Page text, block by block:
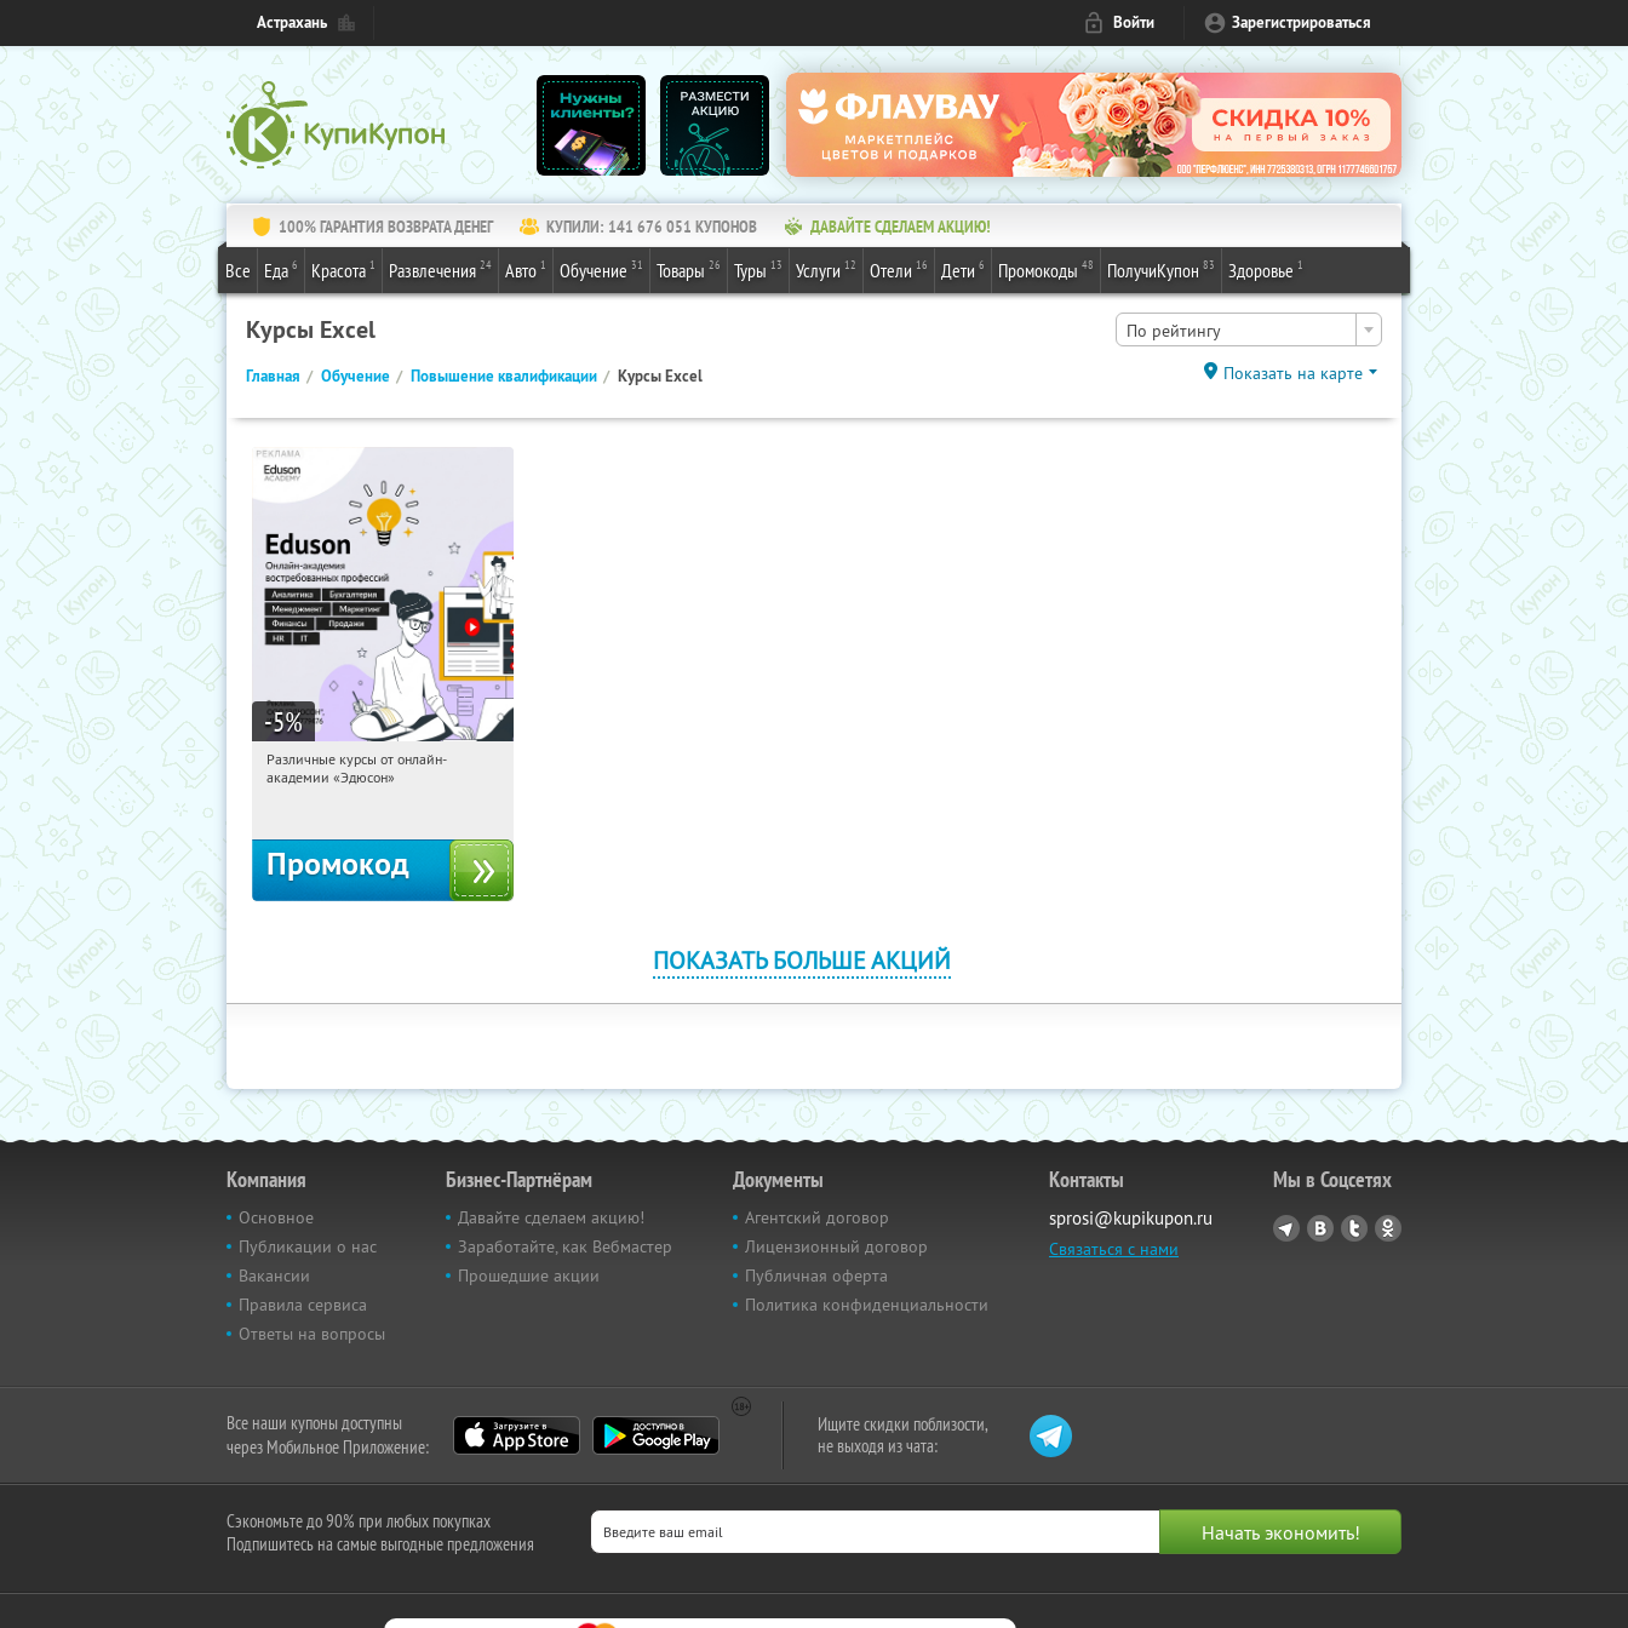
Астрахань Войти Зарегистрироваться
100% ГАРАНТИЯ ВОЗВРАТА ДЕНЕГ КУПИЛИ: 141 676 051 КУПОНОВ ДАВАЙТЕ СДЕЛАЕМ АКЦИЮ!
Все Еда 6 Красота 1 Развлечения 24 Авто 1 Обучение 31 Товары 26 Туры 13 Услуги 12 Отели 16 Дети 6 Промокоды 48 ПолучиКупон 83 Здоровье 1
Курсы Excel По рейтингу
Главная Обучение Повышение квалификации Курсы Excel Показать на карте
-5%
05:22:44 Получили:
Различные курсы от онлайн-
академии «Эдюсон»
Промокод
ПОКАЗАТЬ БОЛЬШЕ АКЦИЙ
Компания
Основное
Публикации о нас
Вакансии
Правила сервиса
Ответы на вопросы
Бизнес-Партнёрам
Давайте сделаем акцию!
Заработайте, как Вебмастер
Прошедшие акции
Документы
Агентский договор
Лицензионный договор
Публичная оферта
Политика конфиденциальности
Контакты
sprosi@kupikupon.ru
Связаться с нами
Мы в Соцсетях
Все наши купоны доступны
через Мобильное Приложение:
Ищите скидки поблизости,
не выходя из чата:
Сэкономьте до 90% при любых покупках
Подпишитесь на самые выгодные предложения